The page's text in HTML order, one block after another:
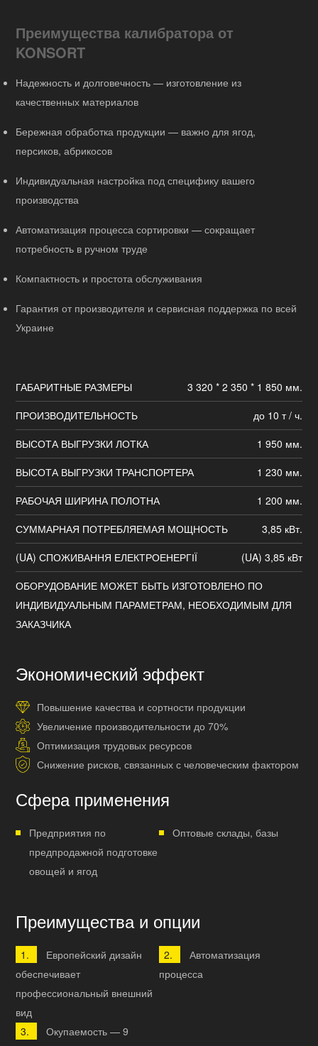
Преимущества калибратора от
KONSORT
Надежность и долговечность — изготовление из
качественных материалов
Бережная обработка продукции — важно для ягод,
персиков, абрикосов
Индивидуальная настройка под специфику вашего
производства
Автоматизация процесса сортировки — сокращает
потребность в ручном труде
Компактность и простота обслуживания
Гарантия от производителя и сервисная поддержка по всей
Украине
ГАБАРИТНЫЕ РАЗМЕРЫ
3 320 * 2 350 * 1 850 мм.
ПРОИЗВОДИТЕЛЬНОСТЬ
до 10 т / ч.
ВЫСОТА ВЫГРУЗКИ ЛОТКА
1 950 мм.
ВЫСОТА ВЫГРУЗКИ ТРАНСПОРТЕРА
1 230 мм.
РАБОЧАЯ ШИРИНА ПОЛОТНА
1 200 мм.
СУММАРНАЯ ПОТРЕБЛЯЕМАЯ МОЩНОСТЬ
3,85 кВт.
(UA) СПОЖИВАННЯ ЕЛЕКТРОЕНЕРГІЇ
(UA) 3,85 кВт
ОБОРУДОВАНИЕ МОЖЕТ БЫТЬ ИЗГОТОВЛЕНО ПО
ИНДИВИДУАЛЬНЫМ ПАРАМЕТРАМ, НЕОБХОДИМЫМ ДЛЯ
ЗАКАЗЧИКА
Экономический эффект
Повышение качества и сортности продукции
Увеличение производительности до 70%
Оптимизация трудовых ресурсов
Снижение рисков, связанных с человеческим фактором
Сфера применения
Предприятия по
предпродажной подготовке
овощей и ягод
Оптовые склады, базы
Преимущества и опции
Европейский дизайн
обеспечивает
профессиональный внешний
вид
Автоматизация
процесса
Окупаемость — 9